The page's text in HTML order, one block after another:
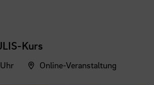
Kurs
Online-Veranstaltung